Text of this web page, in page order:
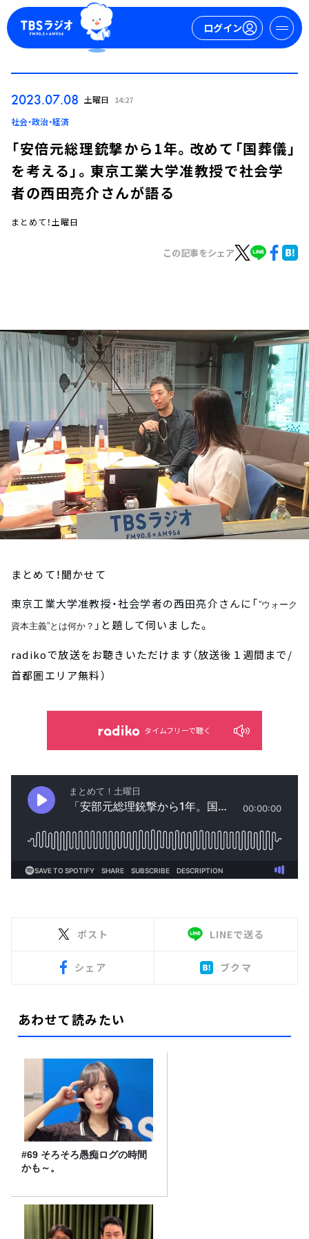
ログイン
イベント・グッズ
YouTube
会社情報
2023.07.08 土曜日 14:27
社会・政治・経済
「安倍元総理銃撃から1年。改めて「国葬儀」
を考える」。東京工業大学准教授で社会学
者の西田亮介さんが語る
まとめて！土曜日
この記事をシェア
まとめて！聞かせて
東京工業大学准教授・社会学者の西田亮介さんに「”ウォーク
資本主義”とは何か？ 」 と題して伺いました。
radikoで放送をお聴きいただけます（放送後１週間まで/
首都圏エリア無料）
タイムフリーで聴く
ポスト LINEで送る
シェア ブクマ
あわせて読みたい
#69 そろそろ愚痴ログの時間
かも～。